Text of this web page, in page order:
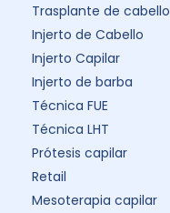
Trasplante de cabello
Injerto de Cabello
Injerto Capilar
Injerto de barba
Técnica FUE
Técnica LHT
Prótesis capilar
Retail
Mesoterapia capilar